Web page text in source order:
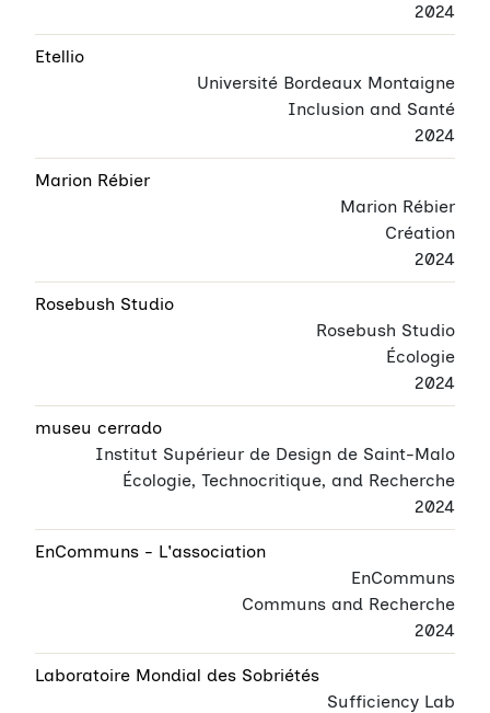
2024
Etellio
Université Bordeaux Montaigne
Inclusion and Santé
2024
Marion Rébier
Marion Rébier
Création
2024
Rosebush Studio
Rosebush Studio
Écologie
2024
museu cerrado
Institut Supérieur de Design de Saint-Malo
Écologie, Technocritique, and Recherche
2024
EnCommuns - L'association
EnCommuns
Communs and Recherche
2024
Laboratoire Mondial des Sobriétés
Sufficiency Lab